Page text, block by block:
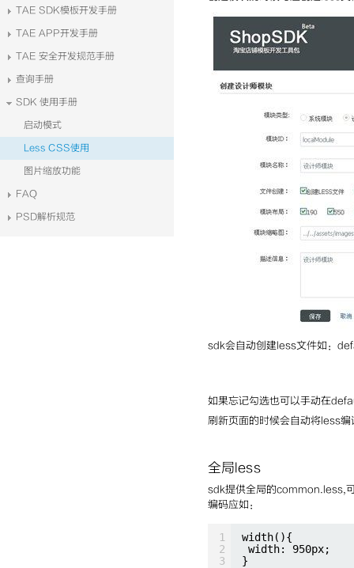
TAE SDK模板开发手册
TAE APP开发手册
TAE 安全开发规范手册
查询手册
SDK 使用手册
启动模式
Less CSS使用
图片缩放功能
FAQ
PSD解析规范
sdk会自动创建less文件如：
如果忘记勾选也可以手动在
刷新页面的时候会自动将less
全局less
sdk提供全局的common.less,
编码应如：
1
2
3
width(){
width: 950px;
}